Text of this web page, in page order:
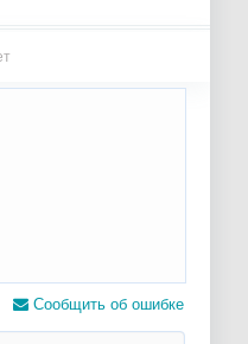
Сообщить об ошибке